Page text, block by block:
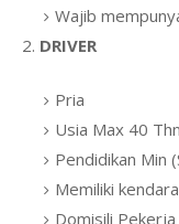
Wajib
2. DRIVER
Pria
Usia Max 40 Thn
Pendidikan Min
Memiliki
Domisili Pekerja